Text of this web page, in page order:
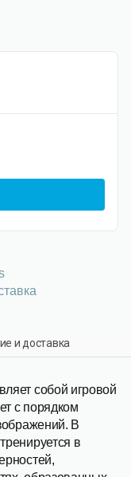
и доставка
собой игровой
с порядком
В
в